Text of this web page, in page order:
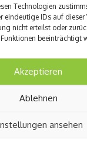
Technologien
eindeutige IDs auf dieser
nicht erteilst oder
beeinträchtigt
Akzeptieren
Ablehnen
ansehen
über ihr Buch